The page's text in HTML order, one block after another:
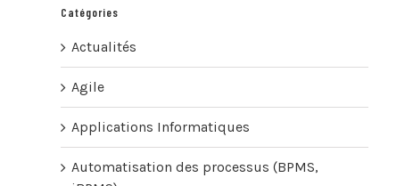
Catégories
Actualités
Agile
Applications Informatiques
Automatisation des processus (BPMS,